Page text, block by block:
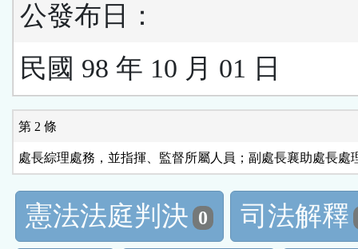
公發布日：
民國 98 年 10 月 01 日
第 2 條
處長綜理處務，並指揮、監督所屬人員；副處長襄助處長處
憲法法庭判決 0
司法解釋